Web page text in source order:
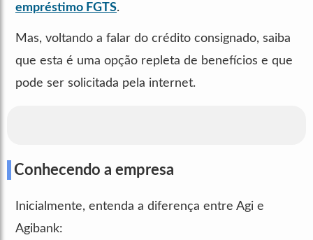
empréstimo FGTS.
Mas, voltando a falar do crédito consignado, saiba
que esta é uma opção repleta de benefícios e que
pode ser solicitada pela internet.
Conhecendo a empresa
Inicialmente, entenda a diferença entre Agi e
Agibank: